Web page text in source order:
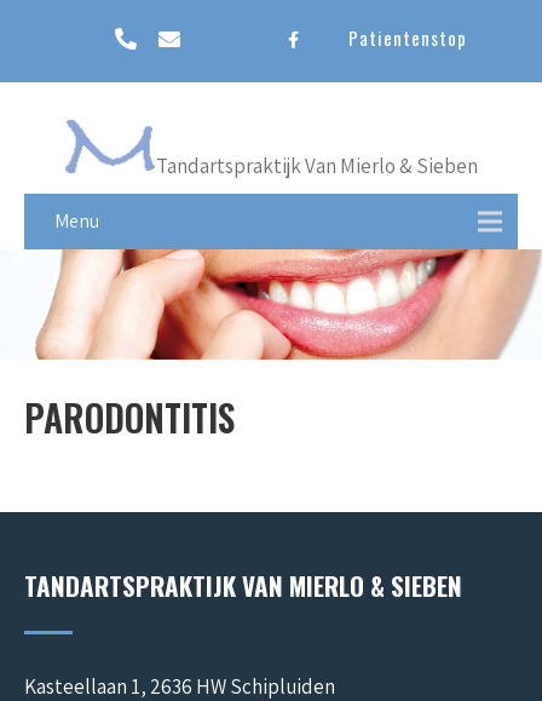
Patientenstop
Tandartspraktijk Van Mierlo & Sieben
Menu
PARODONTITIS
TANDARTSPRAKTIJK VAN MIERLO & SIEBEN
Kasteellaan 1, 2636 HW Schipluiden